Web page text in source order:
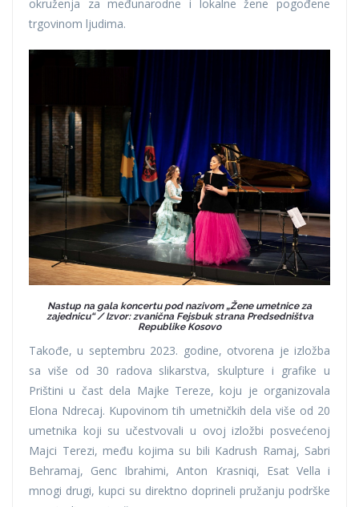
okruženja za međunarodne i lokalne žene pogođene
trgovinom ljudima.
Nastup na gala koncertu pod nazivom „Žene umetnice za
zajednicu“ / Izvor: zvanična Fejsbuk strana Predsedništva
Republike Kosovo
Takođe, u septembru 2023. godine, otvorena je izložba
sa više od 30 radova slikarstva, skulpture i grafike u
Prištini u čast dela Majke Tereze, koju je organizovala
Elona Ndrecaj. Kupovinom tih umetničkih dela više od 20
umetnika koji su učestvovali u ovoj izložbi posvećenoj
Majci Terezi, među kojima su bili Kadrush Ramaj, Sabri
Behramaj, Genc Ibrahimi, Anton Krasniqi, Esat Vella i
mnogi drugi, kupci su direktno doprineli pružanju podrške